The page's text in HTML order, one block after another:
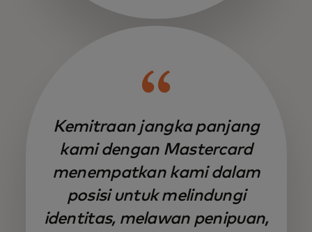
Kemitraan jangka panjang
kami dengan Mastercard
menempatkan kami dalam
posisi untuk melindungi
identitas, melawan penipuan,